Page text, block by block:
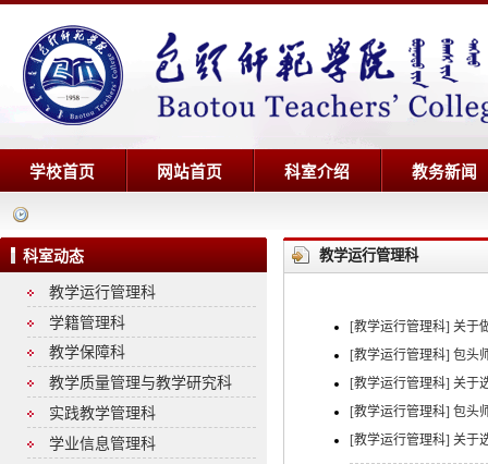
学校首页 网站首页 科室介绍 教务新闻
科室动态
教学运行管理科
学籍管理科
教学保障科
教学质量管理与教学研究科
实践教学管理科
学业信息管理科
教学运行管理科
[教学运行管理科] 关于
[教学运行管理科] 包头
[教学运行管理科] 关于
[教学运行管理科] 包头
[教学运行管理科] 关于